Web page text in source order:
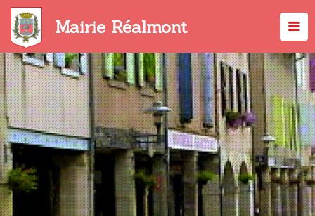
Aller
contenu
principal
Mairie Réalmont